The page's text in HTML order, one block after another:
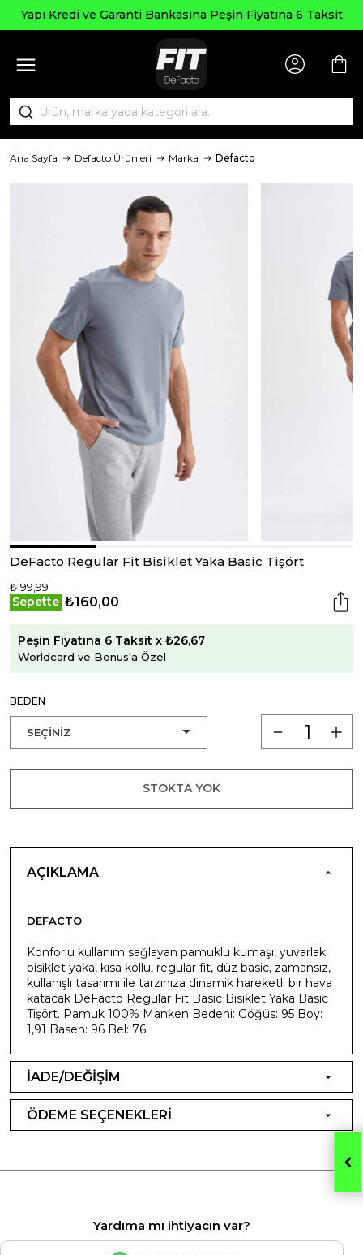
ve Garanti Bankasına Peşin Fiyatına 6 Taksit
Ana Sayfa Defacto Ürünleri Marka Defacto
DeFacto Regular Fit Bisiklet Yaka Basic Tişört
₺199,99
Sepette ₺160,00
Peşin Fiyatına 6 Taksit x ₺26,67
Worldcard ve Bonus'a Özel
BEDEN
STOKTA YOK
AÇIKLAMA
DEFACTO
Konforlu kullanım sağlayan pamuklu kumaşı, yuvarlak
bisiklet yaka, kısa kollu, regular fit, düz basic, zamansız,
kullanışlı tasarımı ile tarzınıza dinamik hareketli bir hava
katacak DeFacto Regular Fit Basic Bisiklet Yaka Basic
Tişört. Pamuk 100% Manken Bedeni: Göğüs: 95 Boy:
1,91 Basen: 96 Bel: 76
İADE/DEĞİŞİM
ÖDEME SEÇENEKLERİ
Yardıma mı ihtiyacın var?